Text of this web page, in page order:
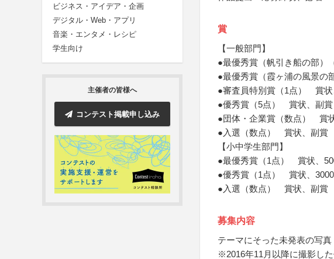
ビジネス・アイデア・企画
デジタル・Web・アプリ
音楽・エンタメ・レシピ
学生向け
主催者の皆様へ
コンテスト掲載申し込み
賞
【一般部門】
●最優秀賞（帆引き船の部
●最優秀賞（霞ヶ浦の風景
●審査員特別賞（1点） 賞状
●優秀賞（5点） 賞状、副賞
●団体・企業賞（数点） 賞
●入選（数点） 賞状、副賞
【小中学生部門】
●最優秀賞（1点） 賞状、
●優秀賞（1点） 賞状、
●入選（数点） 賞状、副賞
募集内容
テーマにそった未発表の写真
※2016年11月以降に撮影し